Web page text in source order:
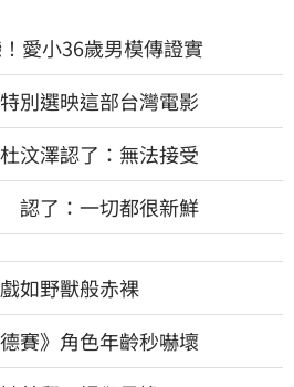
愛小36歲男模傳證實
別選映這部台灣電影
汶澤認了：無法接受
認了：一切都很新鮮
如野獸般赤裸
賽》角色年齡秒嚇壞